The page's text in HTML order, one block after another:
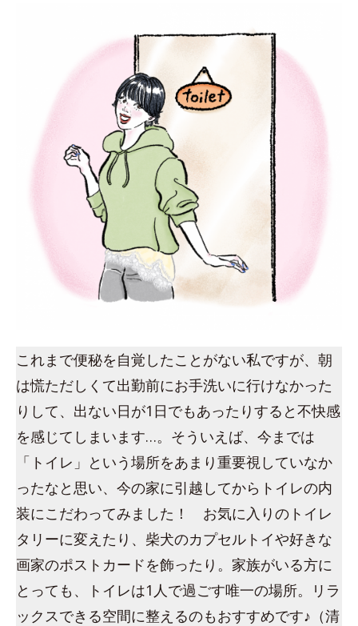
これまで便秘を自覚したことがない私ですが、朝
は慌ただしくて出勤前にお手洗いに行けなかった
りして、出ない日が1日でもあったりすると不快感
を感じてしまいます…。そういえば、今までは
「トイレ」という場所をあまり重要視していなか
ったなと思い、今の家に引越してからトイレの内
装にこだわってみました！ お気に入りのトイレ
タリーに変えたり、柴犬のカプセルトイや好きな
画家のポストカードを飾ったり。家族がいる方に
とっても、トイレは1人で過ごす唯一の場所。リラ
ックスできる空間に整えるのもおすすめです♪（清